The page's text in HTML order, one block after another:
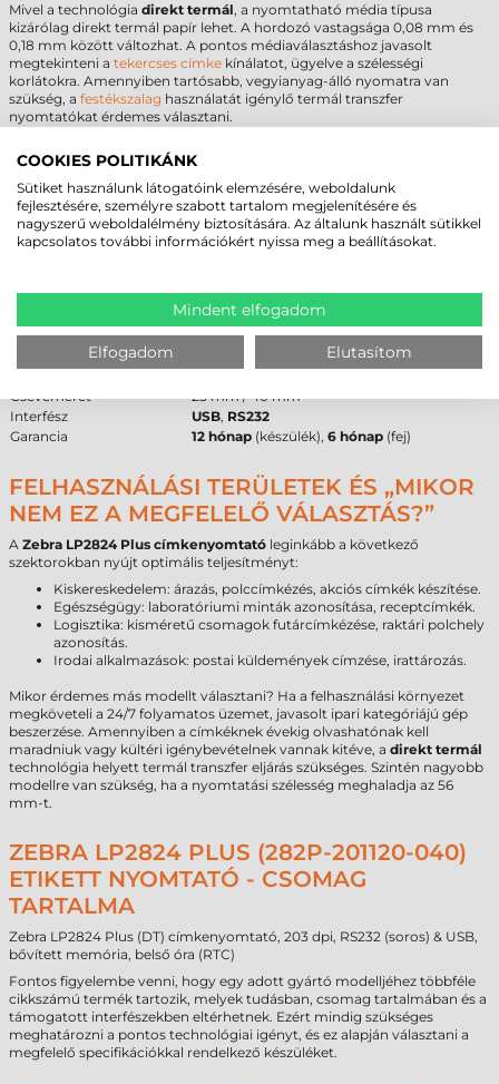
Mivel a technológia direkt termál, a nyomtatható média típusa
kizárólag direkt termál papír lehet. A hordozó vastagsága 0,08 mm és
0,18 mm között változhat. A pontos médiaválasztáshoz javasolt
megtekinteni a tekercses címke kínálatot, ügyelve a szélességi
korlátokra. Amennyiben tartósabb, vegyianyag-álló nyomatra van
szükség, a festékszalag használatát igénylő termál transzfer
nyomtatókat érdemes választani.
ZEBRA LP2824 PLUS CÍMKENYOMTATÓ -
MŰSZAKI PARAMÉTEREK
Az alábbi táblázat összefoglalja a 282P-201120-040 cikkszámú modell
legfontosabb technikai adatait a pontos beszerzési döntés
Márka
Zebra
LP2824 Plus
Technológia
direkt termál
Cséveméret
25 mm / 40 mm
Interfész
USB, RS232
Garancia
12 hónap (készülék), 6 hónap (fej)
FELHASZNÁLÁSI TERÜLETEK ÉS „MIKOR
NEM EZ A MEGFELELŐ VÁLASZTÁS?”
A Zebra LP2824 Plus címkenyomtató leginkább a következő
szektorokban nyújt optimális teljesítményt:
Kiskereskedelem: árazás, polccímkézés, akciós címkék készítése.
Egészségügy: laboratóriumi minták azonosítása, receptcímkék.
Logisztika: kisméretű csomagok futárcímkézése, raktári polchely
azonosítás.
Irodai alkalmazások: postai küldemények címzése, irattározás.
Mikor érdemes más modellt választani? Ha a felhasználási környezet
megköveteli a 24/7 folyamatos üzemet, javasolt ipari kategóriájú gép
beszerzése. Amennyiben a címkéknek évekig olvashatónak kell
maradniuk vagy kültéri igénybevételnek vannak kitéve, a direkt termál
technológia helyett termál transzfer eljárás szükséges. Szintén nagyobb
modellre van szükség, ha a nyomtatási szélesség meghaladja az 56
mm-t.
ZEBRA LP2824 PLUS (282P-201120-040)
ETIKETT NYOMTATÓ - CSOMAG
TARTALMA
Zebra LP2824 Plus (DT) címkenyomtató, 203 dpi, RS232 (soros) & USB,
bővített memória, belső óra (RTC)
Fontos figyelembe venni, hogy egy adott gyártó modelljéhez többféle
cikkszámú termék tartozik, melyek tudásban, csomag tartalmában és a
támogatott interfészekben eltérhetnek. Ezért mindig szükséges
meghatározni a pontos technológiai igényt, és ez alapján választani a
megfelelő specifikációkkal rendelkező készüléket.
COOKIES POLITIKÁNK
Sütiket használunk látogatóink elemzésére, weboldalunk
fejlesztésére, személyre szabott tartalom megjelenítésére és
nagyszerű weboldalélmény biztosítására. Az általunk használt sütikkel
kapcsolatos további információkért nyissa meg a beállításokat.
Mindent elfogadom
Elfogadom Elutasítom